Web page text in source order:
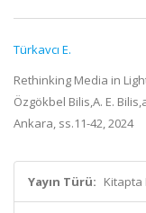
Türkavcı E.
Rethinking Media in
Özgökbel Bilis,A. E.
Ankara, ss.11-42, 2024
Yayın Türü: Kitapta